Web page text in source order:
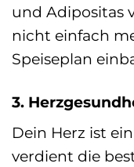
und Adipositas
nicht einfach
Speiseplan
3.
Dein Herz ist
verdient die